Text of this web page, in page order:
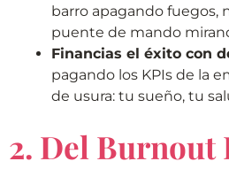
barro apagando fuegos,
puente de mando
Financias el éxito con
pagando los KPIs de la
de usura: tu sueño, tu
2. Del Burnout